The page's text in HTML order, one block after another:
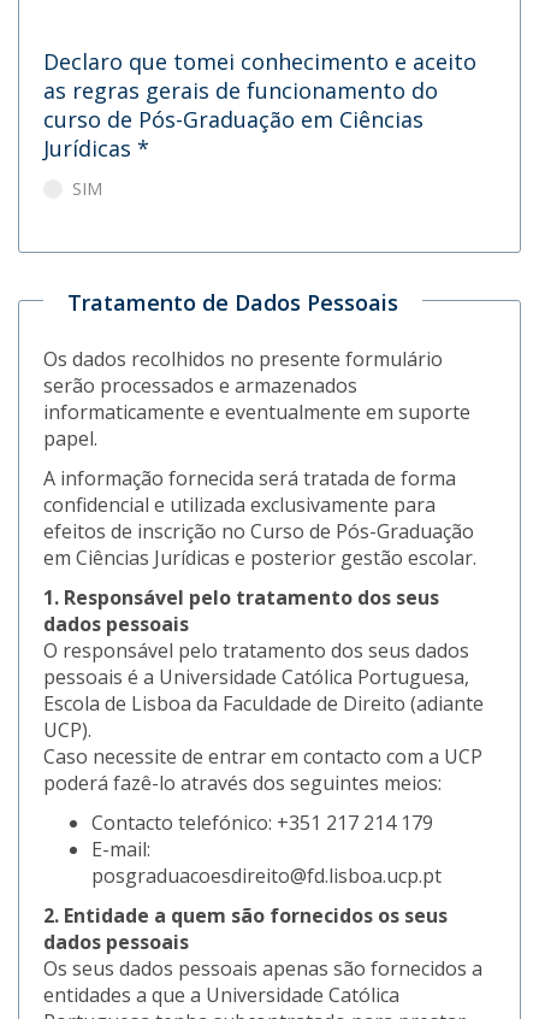
Declaro que tomei conhecimento e aceito
as regras gerais de funcionamento do
curso de Pós-Graduação em Ciências
Jurídicas *
SIM
Tratamento de Dados Pessoais
Os dados recolhidos no presente formulário
serão processados e armazenados
informaticamente e eventualmente em suporte
papel.
A informação fornecida será tratada de forma
confidencial e utilizada exclusivamente para
efeitos de inscrição no Curso de Pós-Graduação
em Ciências Jurídicas e posterior gestão escolar.
1. Responsável pelo tratamento dos seus
dados pessoais
O responsável pelo tratamento dos seus dados
pessoais é a Universidade Católica Portuguesa,
Escola de Lisboa da Faculdade de Direito (adiante
UCP).
Caso necessite de entrar em contacto com a UCP
poderá fazê-lo através dos seguintes meios:
Contacto telefónico: +351 217 214 179
E-mail:
posgraduacoesdireito@fd.lisboa.ucp.pt
2. Entidade a quem são fornecidos os seus
dados pessoais
Os seus dados pessoais apenas são fornecidos a
entidades a que a Universidade Católica